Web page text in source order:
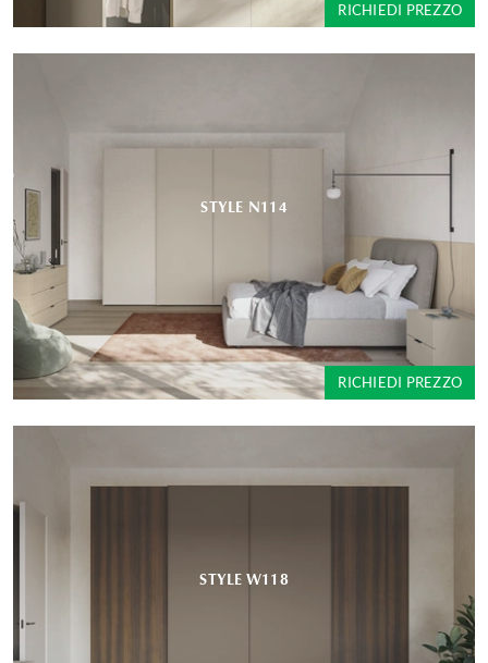
RICHIEDI PREZZO
STYLE N114
RICHIEDI PREZZO
STYLE W118